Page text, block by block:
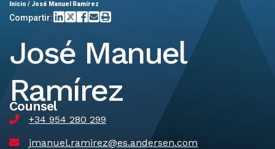
Inicio / José Manuel Ramírez
Compartir:
José Manuel
Ramírez
Counsel
+34 954 280 299
jmanuel.ramirez@es.andersen.com